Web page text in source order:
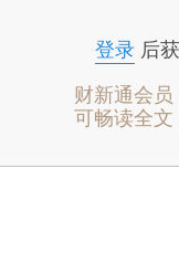
登录后
财新通会员
可畅读全文